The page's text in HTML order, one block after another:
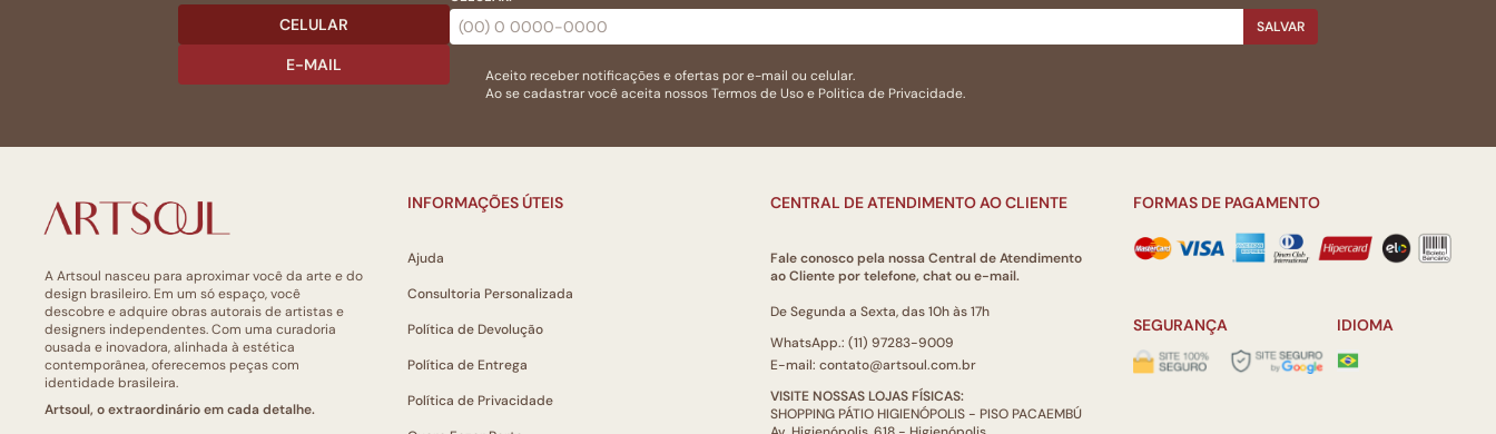
CELULAR
E-MAIL
SALVAR
Aceito receber notificações e ofertas por e-mail ou celular.
Ao se cadastrar você aceita nossosTermos de Usoe Politica de Privacidade.
A Artsoul nasceu para aproximar você da arte e do
design brasileiro. Em um só espaço, você
descobre e adquire obras autorais de artistas e
designers independentes. Com uma curadoria
ousada e inovadora, alinhada à estética
contemporânea, oferecemos peças com
identidade brasileira.
Artsoul, o extraordinário em cada detalhe.
INFORMAÇÕES ÚTEIS
Ajuda
Consultoria Personalizada
Política de Devolução
Política de Entrega
Política de Privacidade
CENTRAL DE ATENDIMENTO AO CLIENTE
Fale conosco pela nossa Central de Atendimento
ao Cliente por telefone, chat ou e-mail.
De Segunda a Sexta, das 10h às 17h
WhatsApp.: (11) 97283-9009
E-mail: contato@artsoul.com.br
VISITE NOSSAS LOJAS FÍSICAS:
SHOPPING PÁTIO HIGIENÓPOLIS - PISO PACAEMBÚ
FORMAS DE PAGAMENTO
SEGURANÇA IDIOMA